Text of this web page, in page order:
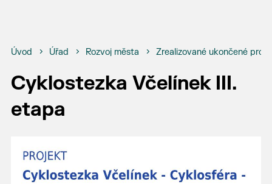
Úvod Úřad Rozvoj města Zrealizované ukončené
Cyklostezka Včelínek III.
etapa